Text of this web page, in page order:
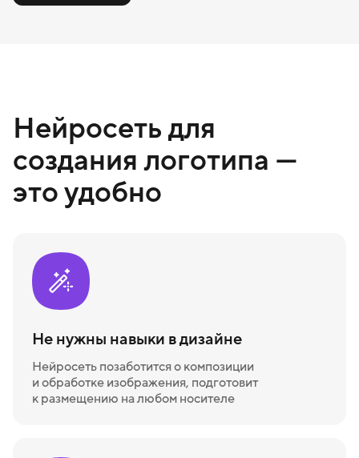
Нейросеть для
создания логотипа —
это удобно
Не нужны навыки в дизайне
Нейросеть позаботится о композиции
и обработке изображения, подготовит
к размещению на любом носителе